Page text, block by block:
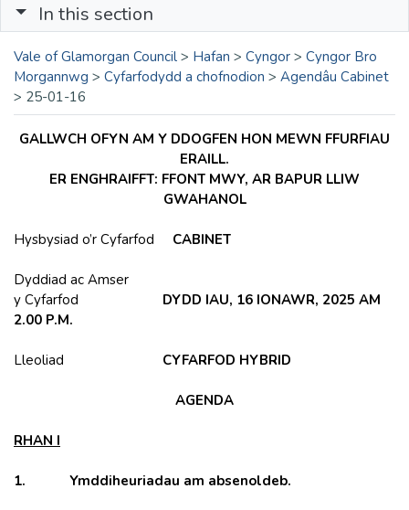
In this section
Vale of Glamorgan Council > Hafan > Cyngor > Cyngor Bro
Morgannwg > Cyfarfodydd a chofnodion > Agendâu Cabinet
> 25-01-16
GALLWCH OFYN AM Y DDOGFEN HON MEWN FFURFIAU
ERAILL.
ER ENGHRAIFFT: FFONT MWY, AR BAPUR LLIW
GWAHANOL
Hysbysiad o’r Cyfarfod CABINET
Dyddiad ac Amser
y Cyfarfod
DYDD IAU, 16 IONAWR, 2025 AM
2.00 P.M.
Lleoliad CYFARFOD HYBRID
AGENDA
RHAN I
1. Ymddiheuriadau am absenoldeb.